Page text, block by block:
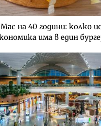
на 40 години: колко
има в един